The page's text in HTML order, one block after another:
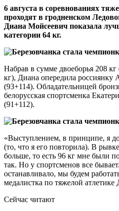
6 августа в соревнованиях
проходят в гродненском
Диана Мойсеевич показала
категории 64 кг.
Набрав в сумме двоеборья 208
кг), Диана опередила россиянку
(93+114). Обладательницей
белорусская спортсменка
(91+112).
«Выступлением, в принципе, я
(то, что я его повторила). В
больше, то есть 96 кг мне были
так. Но у спортсменов все
останавливало, мы будем
медалистка по тяжелой
Сейчас читают